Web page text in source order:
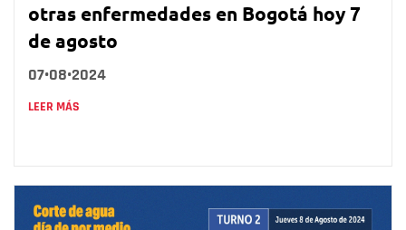
otras enfermedades en Bogotá hoy 7
de agosto
07•08•2024
LEER MÁS